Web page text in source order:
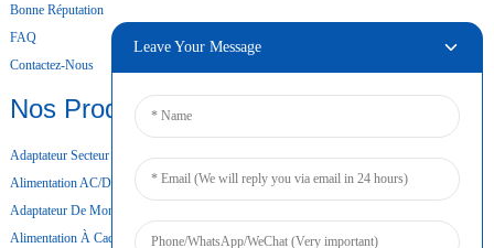
Bonne Réputation
FAQ
Contactez-Nous
Nos Produits
Adaptateur Secteur De Bureau
Alimentation AC/DC
Adaptateur De Montage Mural
Alimentation À Cadre Ouvert
Leave Your Message